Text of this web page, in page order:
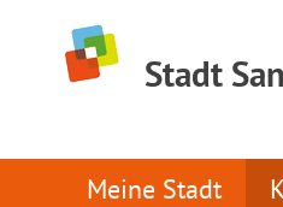
Stadt
Meine Stadt